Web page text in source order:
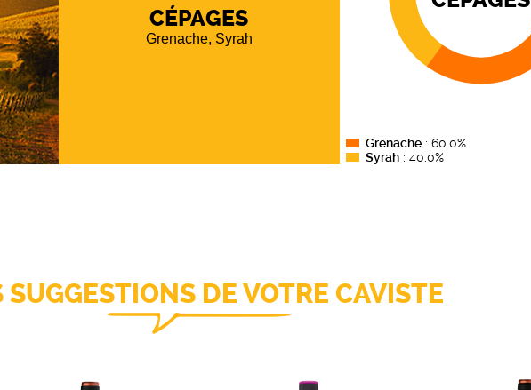
CÉPAGES
Grenache, Syrah
Grenache : 60.0%
Syrah : 40.0%
SUGGESTIONS DE VOTRE CAVISTE